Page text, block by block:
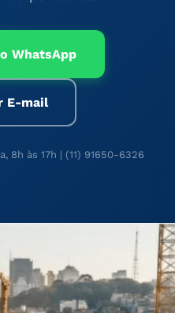
WhatsApp
E-mail
8h às 17h | (11) 91650-6326